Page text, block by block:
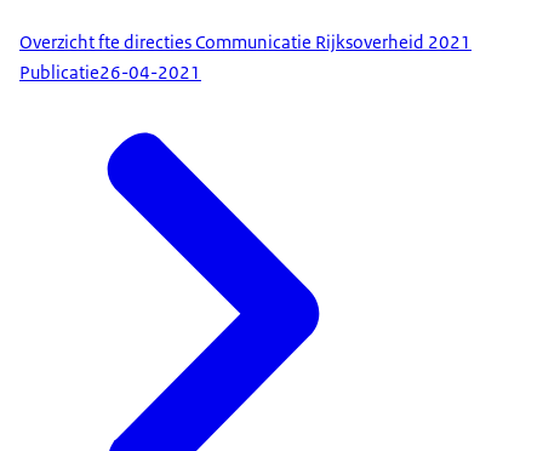
Overzicht fte directies Communicatie Rijksoverheid 2021
Publicatie26-04-2021